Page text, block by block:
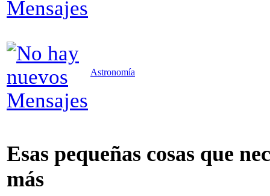
Astronomía
Esas pequeñas cosas que
más